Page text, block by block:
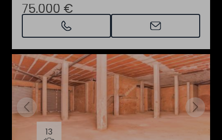
75.000 €
13